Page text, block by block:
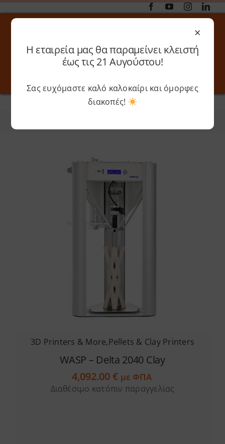
Μετάβαση
στο
Αναζήτηση
Toggle
Online 3D Printing
Shop
Shop
Academy
Software
Blog
Επικοινωνία
Toggle
3D Printers & More,Pellets & Clay Printers
WASP – Delta 2040 Clay
4,092.00€ με ΦΠΑ
Διαθέσιμο κατόπιν παραγγελίας
×
Η εταιρεία μας θα παραμείνει κλειστή
έως τις 21 Αυγούστου!
Σας ευχόμαστε καλό καλοκαίρι και όμορφες
διακοπές!